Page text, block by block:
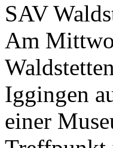
SAV
Am
Iggingen
einer